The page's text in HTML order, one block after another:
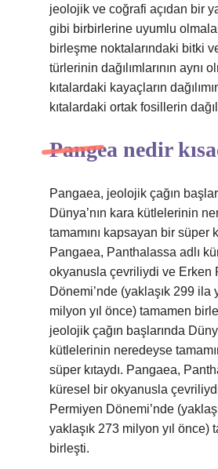
jeolojik ve coğrafi açıdan bir
gibi birbirlerine uyumlu
birleşme noktalarındaki bitki
türlerinin dağılımlarının aynı
kıtalardaki kayaçların
kıtalardaki ortak fosillerin
Pangea nedir
Pangaea, jeolojik çağın
Dünya’nın kara kütlelerinin
tamamını kapsayan bir süper
Pangaea, Panthalassa adlı
okyanusla çevriliydi ve Erken
Dönemi’nde (yaklaşık 299 ila
milyon yıl önce) tamamen
jeolojik çağın başlarında
kütlelerinin neredeyse
süper kıtaydı. Pangaea,
küresel bir okyanusla
Permiyen Dönemi’nde
yaklaşık 273 milyon yıl önce)
birleşti.